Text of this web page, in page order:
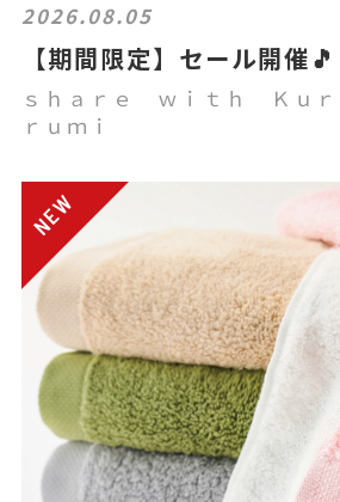
2026.08.05
【期間限定】セール開催🎵
ｓｈａｒｅ ｗｉｔｈ Ｋｕｒ
ｒｕｍｉ